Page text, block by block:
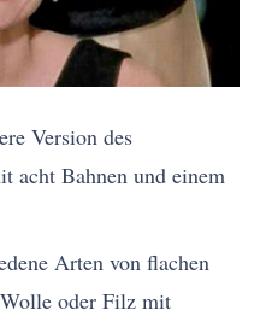
Version des
acht Bahnen und einem
Arten von flachen
oder Filz mit